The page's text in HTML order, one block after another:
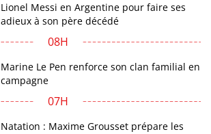
Lionel Messi en Argentine pour faire ses
adieux à son père décédé
08H
Marine Le Pen renforce son clan familial en
campagne
07H
Natation : Maxime Grousset prépare les